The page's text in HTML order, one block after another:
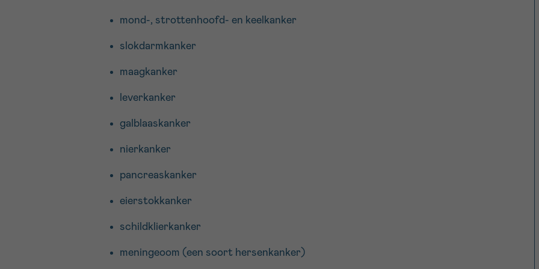
mond-, strottenhoofd- en keelkanker
slokdarmkanker
maagkanker
leverkanker
galblaaskanker
nierkanker
pancreaskanker
eierstokkanker
schildklierkanker
meningeoom (een soort hersenkanker)